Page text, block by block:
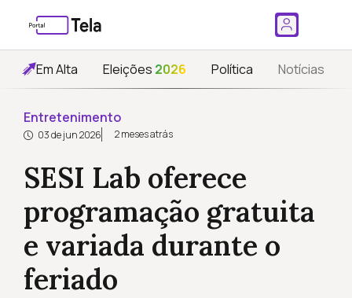
Em Alta Eleições 2026 Política Notícias
Entretenimento
03 de jun 2026 2 meses atrás
SESI Lab oferece
programação gratuita
e variada durante o
feriado